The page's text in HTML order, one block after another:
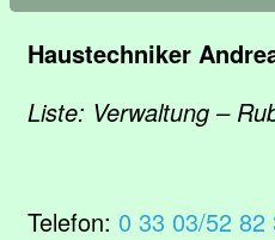
Haustechniker
Liste: Verwaltung –
Telefon: 0 33 03/52 82